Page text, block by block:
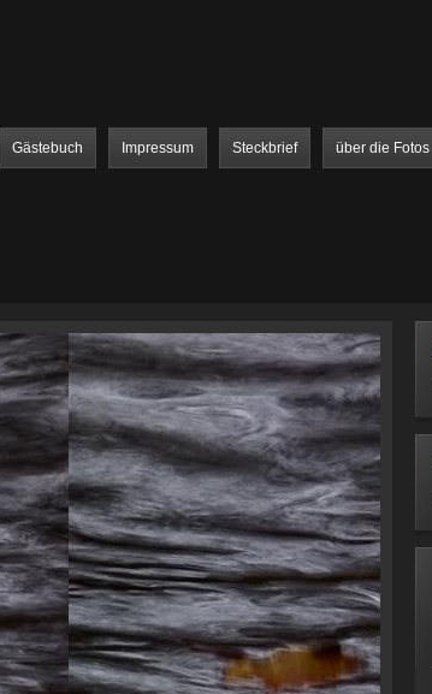
Gästebuch Impressum Steckbrief über die Fotos